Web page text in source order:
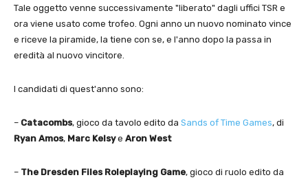
Tale oggetto venne successivamente "liberato" dagli uffici TSR e
ora viene usato come trofeo. Ogni anno un nuovo nominato vince
e riceve la piramide, la tiene con se, e l'anno dopo la passa in
eredità al nuovo vincitore.
I candidati di quest'anno sono:
– Catacombs, gioco da tavolo edito da Sands of Time Games, di
Ryan Amos, Marc Kelsye Aron West
– The Dresden Files Roleplaying Game, gioco di ruolo edito da